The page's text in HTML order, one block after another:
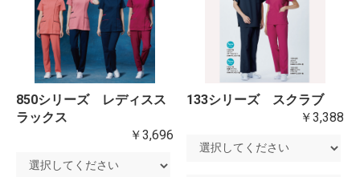
850シリーズ レディスス
ラックス
￥3,696
133シリーズ スクラブ
￥3,388